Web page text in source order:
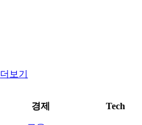
더보기
경제 Tech